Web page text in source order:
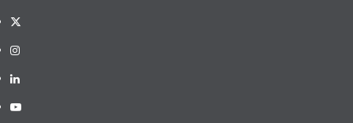
Twitter
Instagram
LinkedIN
Youtube